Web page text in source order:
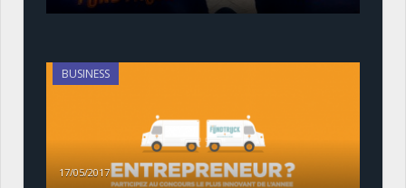
BUSINESS
17/05/2017